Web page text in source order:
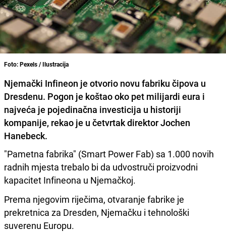
Foto: Pexels / Ilustracija
Njemački Infineon je otvorio novu fabriku čipova u
Dresdenu. Pogon je koštao oko pet milijardi eura i
najveća je pojedinačna investicija u historiji
kompanije, rekao je u četvrtak direktor Jochen
Hanebeck.
"Pametna fabrika" (Smart Power Fab) sa 1.000 novih
radnih mjesta trebalo bi da udvostruči proizvodni
kapacitet Infineona u Njemačkoj.
Prema njegovim riječima, otvaranje fabrike je
prekretnica za Dresden, Njemačku i tehnološki
suverenu Europu.